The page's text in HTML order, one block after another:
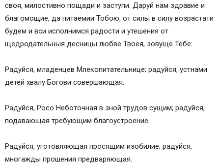
своя, милостивно пощади и заступи. Даруй нам здравие и
благомощие, да питаемии Тобою, от силы в силу возрастати
будем и вси исполнимся радости и утешения от
щедродательныя десницы любве Твоея, зовуще Тебе:
Радуйся, младенцев Млекопитательнице; радуйся, устнами
детей хвалу Богови совершающая.
Радуйся, Росо Неботочная в зной трудов сущим; радуйся,
подавающая требующим благоустроение.
Радуйся, уготовляющая просящим изобилие; радуйся,
многажды прошения предваряющая.